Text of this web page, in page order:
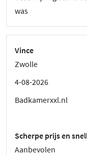
was
Vince
Zwolle
4-08-2026
Badkamerxxl.nl
Scherpe prijs en
Aanbevolen